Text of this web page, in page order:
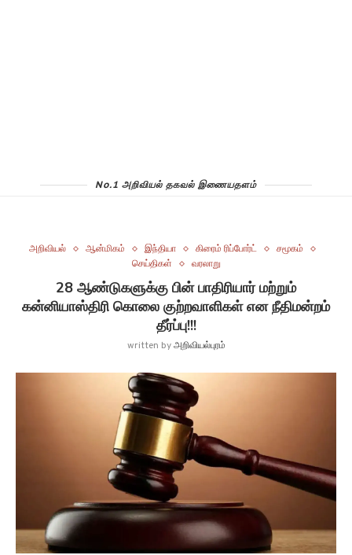
No.1 அறிவியல் தகவல் இணையதளம்
அறிவியல் ஆன்மிகம் இந்தியா கிரைம் ரிப்போர்ட்
சமூகம்
செய்திகள்
வரலாறு
28 ஆண்டுகளுக்கு பின் பாதிரியார் மற்றும்
கன்னியாஸ்திரி கொலை குற்றவாளிகள் என நீதிமன்றம்
தீர்ப்பு!!!
written byஅறிவியல்புரம்